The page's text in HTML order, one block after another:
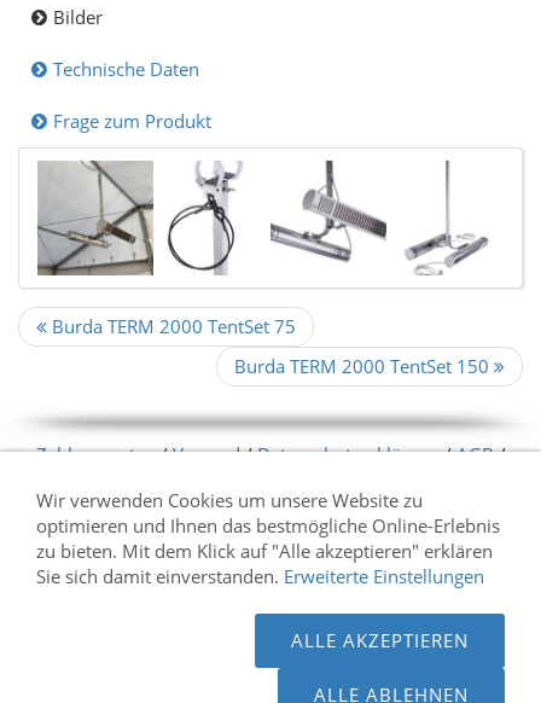
Bilder
Technische Daten
Frage zum Produkt
Burda TERM 2000 TentSet 75
Burda TERM 2000 TentSet 150
Zahlungsarten / Versand / Datenschutzerklärung / AGB /
Kontrolle
* gilt für Lieferungen innerhalb Deutschlands, Lieferzeiten
für andere Länder entnehmen Sie bitte der Schaltfläche mit
den Versandinformationen
Wir verwenden Cookies um unsere Website zu
optimieren und Ihnen das bestmögliche Online-Erlebnis
zu bieten. Mit dem Klick auf "Alle akzeptieren" erklären
Sie sich damit einverstanden. Erweiterte Einstellungen
ALLE AKZEPTIEREN
ALLE ABLEHNEN